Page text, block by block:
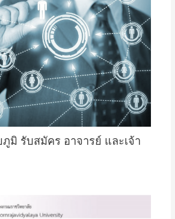
มิ รับสมัคร อาจารย์ และเจ้า